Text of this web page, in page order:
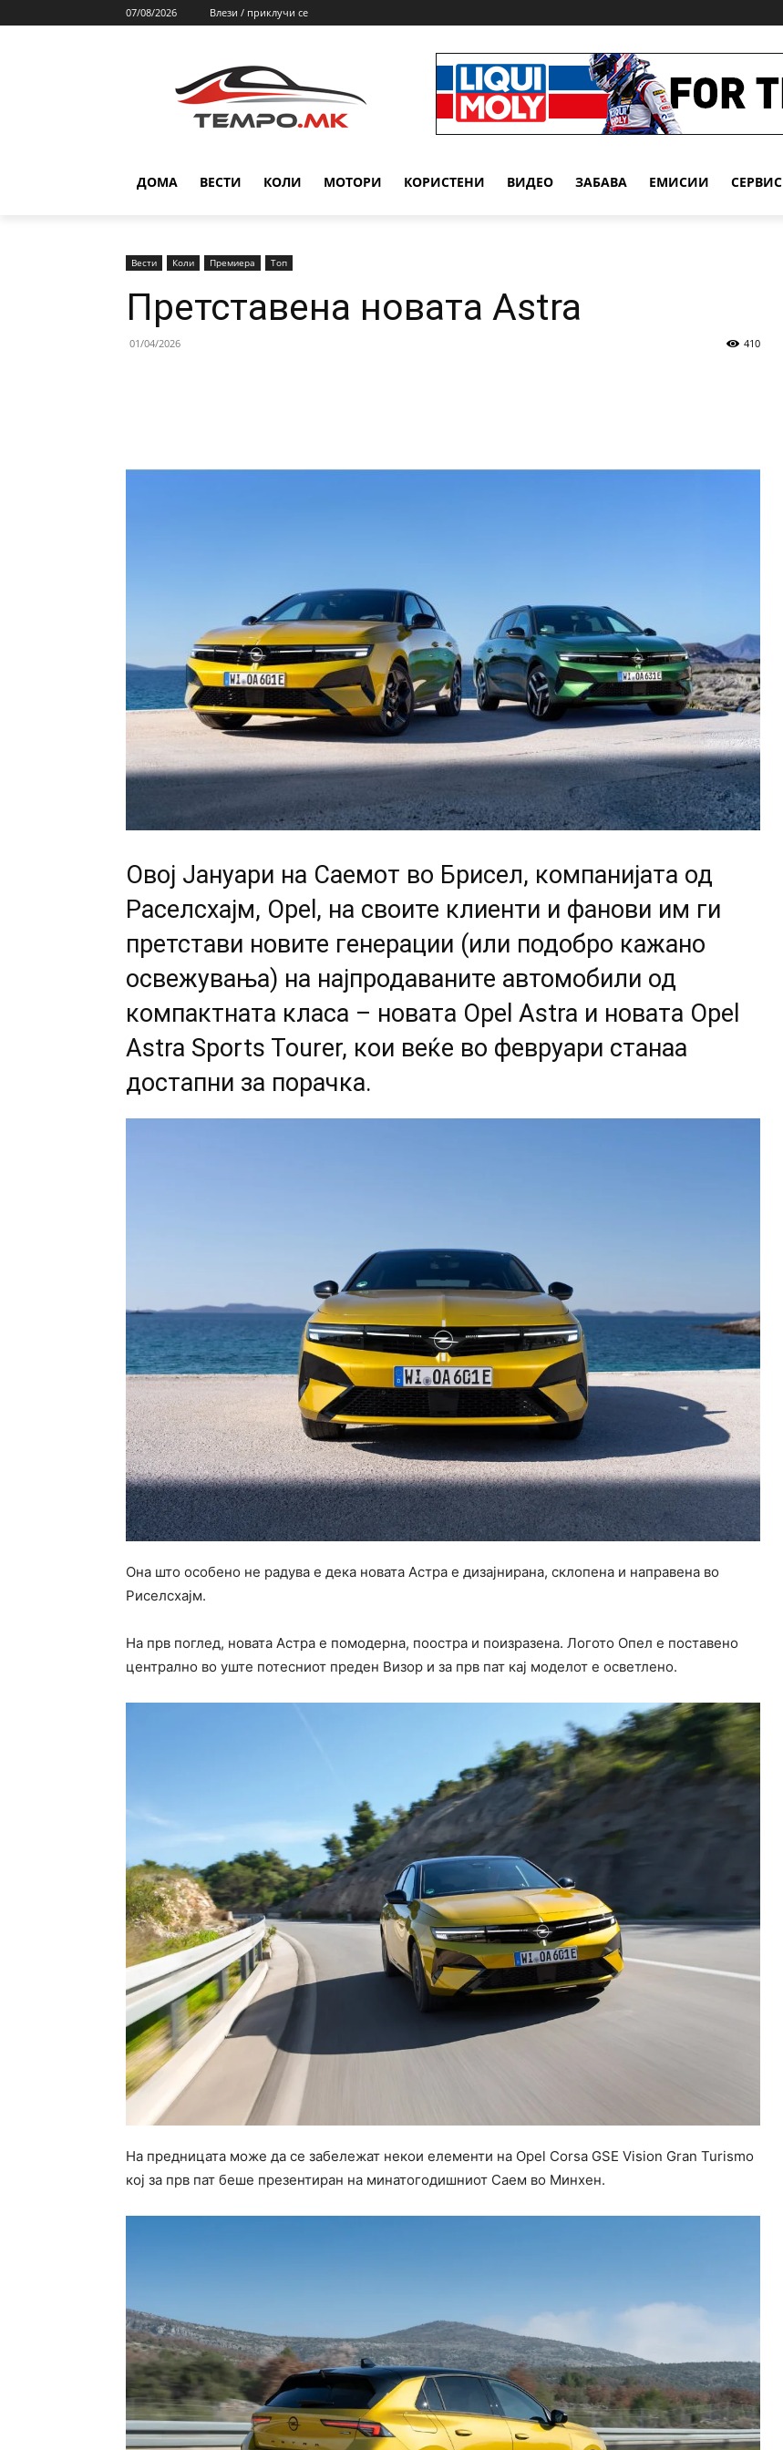
07/08/2026 Влези / приклучи се
ДОМА ВЕСТИ КОЛИ МОТОРИ КОРИСТЕНИ ВИДЕО ЗАБАВА EМИСИИ СЕРВИС
Вести Коли Премиера Топ
Претставена новата Astra
01/04/2026 410
Oвој Јануари на Саемот во Брисел, компанијата од
Раселсхајм, Opel, на своите клиенти и фанови им ги
претстави новите генерации (или подобро кажано
освежувања) на најпродаваните автомобили од
компактната класа – новата Opel Astra и новата Opel
Astra Sports Tourer, кои веќе во февруари станаа
достапни за порачка.
Она што особено не радува е дека новата Астра е дизајнирана, склопена и направена во
Риселсхајм.
На прв поглед, новата Астра е помодерна, поостра и поизразена. Логото Опел е поставено
централно во уште потесниот преден Визор и за прв пат кај моделот е осветлено.
На предницата може да се забележат некои елементи на Opel Corsa GSE Vision Gran Turismo
кој за прв пат беше презентиран на минатогодишниот Саем во Минхен.